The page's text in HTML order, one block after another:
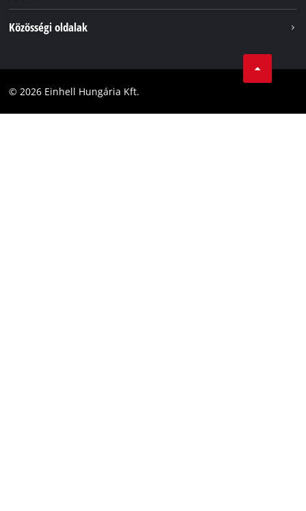
Az Einhell világszerte
Akadálymentesítési Nyilatkozat
Közösségi oldalak
Facebook
© 2026 Einhell Hungária Kft.